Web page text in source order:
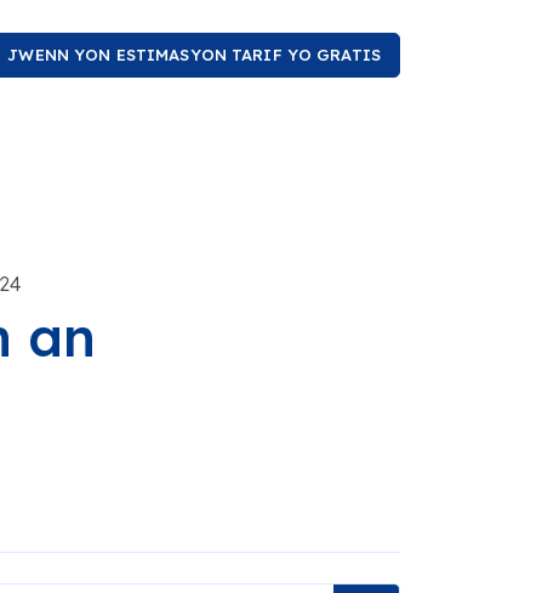
JWENN YON ESTIMASYON TARIF YO GRATIS
an